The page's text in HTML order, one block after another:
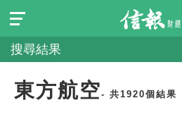
搜尋結果
東方航空- 共1920個結果